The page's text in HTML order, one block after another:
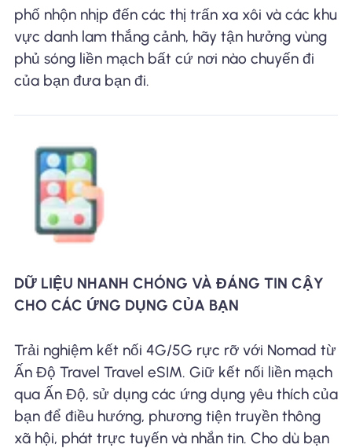
phố nhộn nhịp đến các thị trấn xa xôi và các khu
vực danh lam thắng cảnh, hãy tận hưởng vùng
phủ sóng liền mạch bất cứ nơi nào chuyến đi
của bạn đưa bạn đi.
DỮ LIỆU NHANH CHÓNG VÀ ĐÁNG TIN CẬY
CHO CÁC ỨNG DỤNG CỦA BẠN
Trải nghiệm kết nối 4G/5G rực rỡ với Nomad từ
Ấn Độ Travel Travel eSIM. Giữ kết nối liền mạch
qua Ấn Độ, sử dụng các ứng dụng yêu thích của
bạn để điều hướng, phương tiện truyền thông
xã hội, phát trực tuyến và nhắn tin. Cho dù bạn